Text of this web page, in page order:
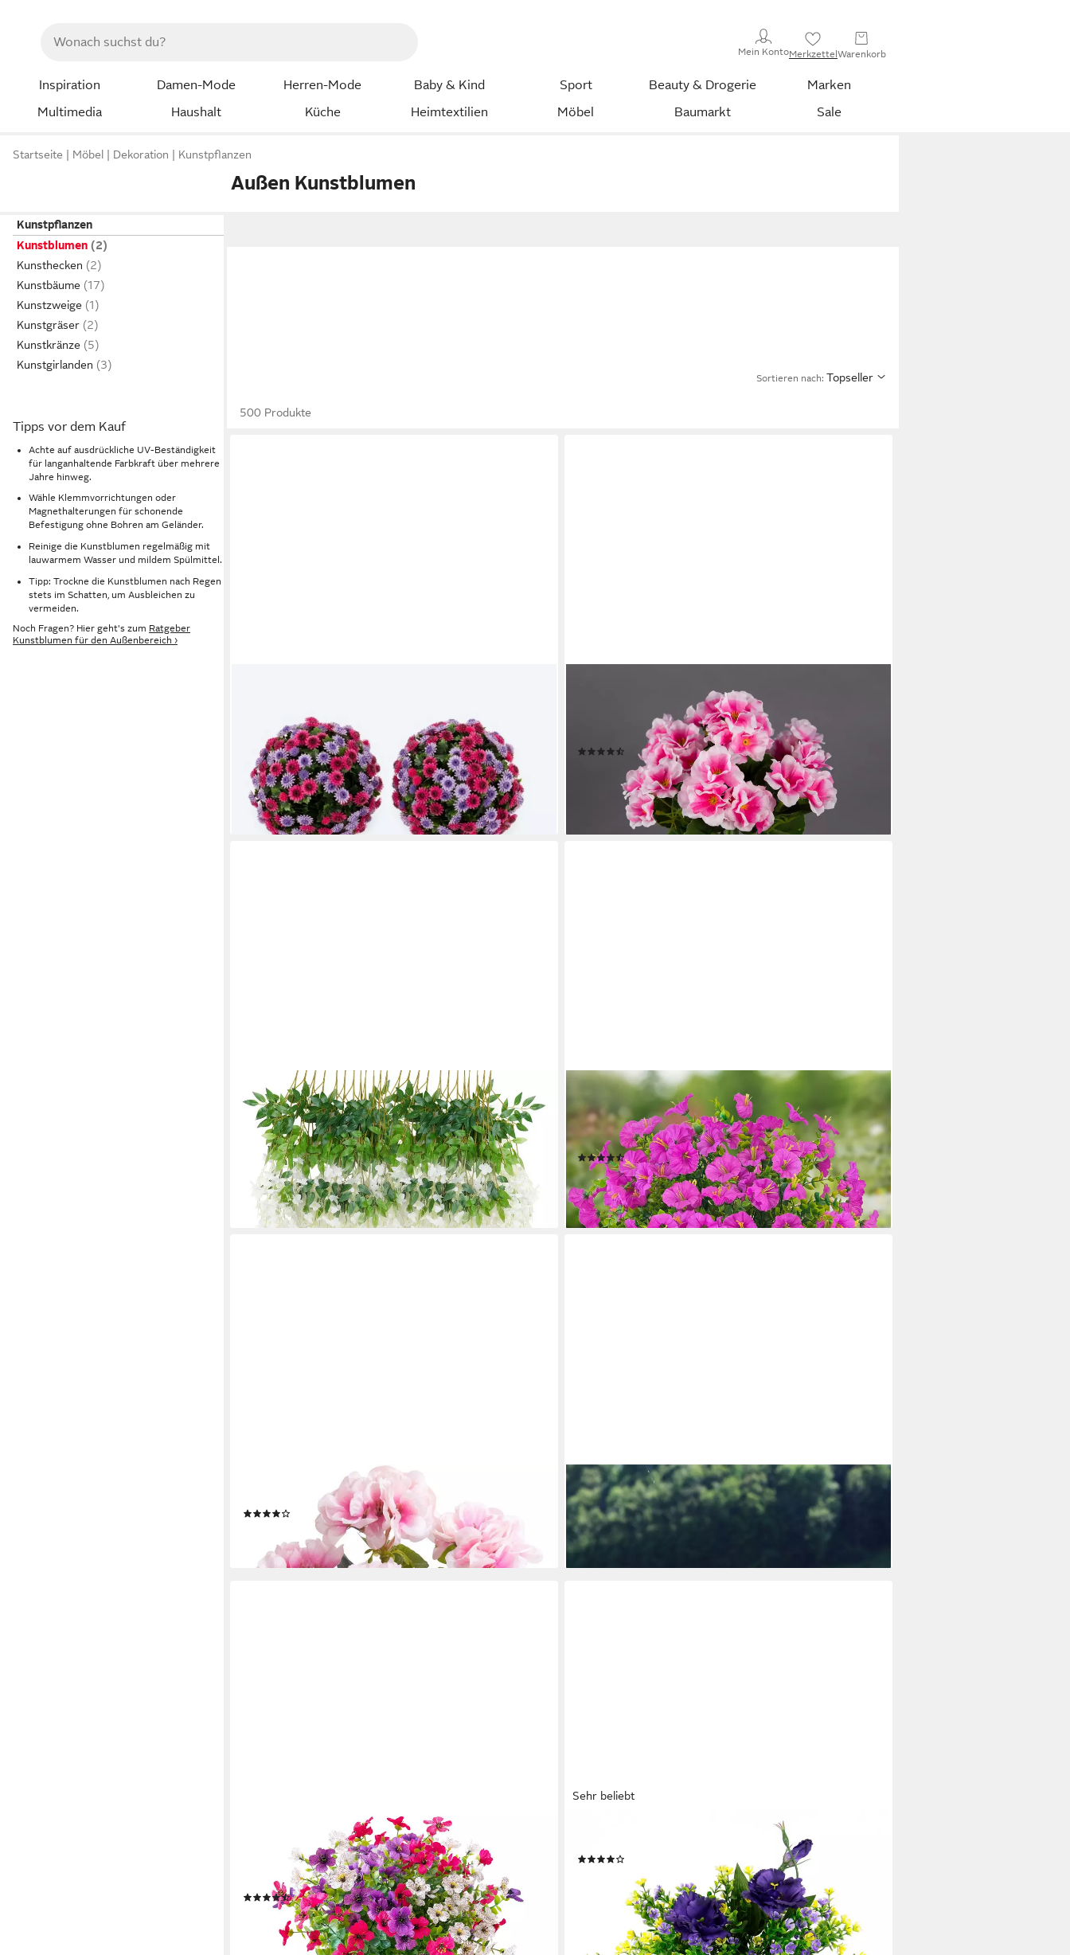
Mein KontoMerkzettelWarenkorb
Inspiration Damen-Mode Herren-Mode Baby & Kind Sport Beauty & Drogerie
Marken
Multimedia
Haushalt Küche Heimtextilien Möbel Baumarkt Sale
Startseite Möbel Dekoration Kunstpflanzen
Außen Kunstblumen
Kunstpflanzen
Kunstblumen
Kunsthecken
Kunstbäume
Kunstzweige
Kunstgräser
Kunstkränze
Kunstgirlanden
Tipps vor dem Kauf
Achte auf ausdrückliche UV-Beständigkeit
für langanhaltende Farbkraft über mehrere
Jahre hinweg.
Wähle Klemmvorrichtungen oder
Magnethalterungen für schonende
Befestigung ohne Bohren am Geländer.
Reinige die Kunstblumen regelmäßig mit
lauwarmem Wasser und mildem Spülmittel.
Tipp: Trockne die Kunstblumen nach Regen
stets im Schatten, um Ausbleichen zu
vermeiden.
Noch Fragen? Hier geht's zum Ratgeber
Kunstblumen für den Außenbereich ›
Sortieren nach: Topseller
500 Produkte
Blumentopf oder zum Aufhängen Astern, Rosen, variable
Kunstpflanzen
18,88 € UVP39,99 €
-53%
lieferbar - in 2-3 Werktagen bei dir
Kunstblume Künstliche Geranie ZF Kunstpflanzen
künstliche Blumen Pflanzen Pelargonium, Höhe 26 cm,
(15)
lieferbar - in 3-4 Werktagen bei dir
HAUSS SPOLE
Kunstblume 12 Stück Wisteria Künstliche Glyzinien Blumen
Hängende Glyzinien, an der Wand, Türen, Schaukeln,
Spiegel und überall aufhängen
16,99 € UVP29,99 €
-43%
lieferbar - in 3-4 Werktagen bei dir
FOUORTUNATE-BEE
Kunstblume Künstliche Blumen Künstliche Wetterfest
Petunie, Gefälschte Blumen für Balkonkasten Pflanzgefäß
Innen Outdoor
(3)
12,99 € 18,99 €
-32%
lieferbar in 3 Wochen
Kunstblume Geranie mit 6 Stielen Geranie, Höhe 26 cm
lieferbar - in 4-5 Werktagen bei dir
PLASTKON
Blumenkasten Blumenkasten anthrazit 59cm mit
Bewässerung Balkonkasten Pflanzkasten
13,05 €
lieferbar - in 4-5 Werktagen bei dir
Kunstblume 6 Bündel Kunstblumen Frühling Künstlicher
Blumenstrauß, Künstliche Blumen für Innen Außen
Balkonkasten Außenbereich
(6)
17,99 € 34,99 €
lieferbar - in 6-7 Werktagen bei dir
Sehr beliebt
Kunstpflanze Blüten, Höhe 28 cm, Arrangement in Schale
lieferbar - in 3-4 Werktagen bei dir